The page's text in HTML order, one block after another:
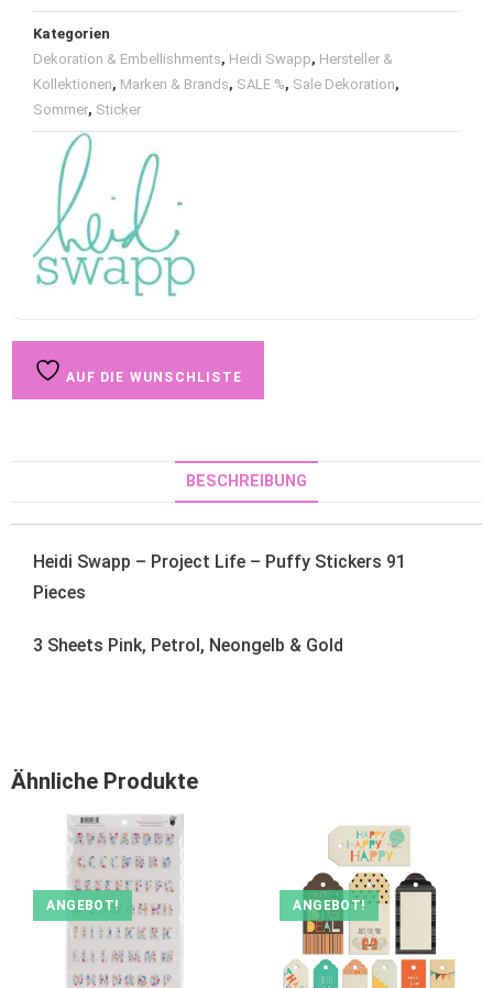
Kategorien
Dekoration & Embellishments, Heidi Swapp, Hersteller &
Kollektionen, Marken & Brands, SALE %, Sale Dekoration,
Sommer, Sticker
AUF DIE WUNSCHLISTE
BESCHREIBUNG
Heidi Swapp – Project Life – Puffy Stickers 91
Pieces
3 Sheets Pink, Petrol, Neongelb & Gold
Ähnliche Produkte
ANGEBOT! ANGEBOT!